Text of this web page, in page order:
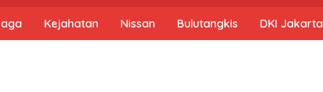
Kejahatan Nissan Bulutangkis DKI Jakarta